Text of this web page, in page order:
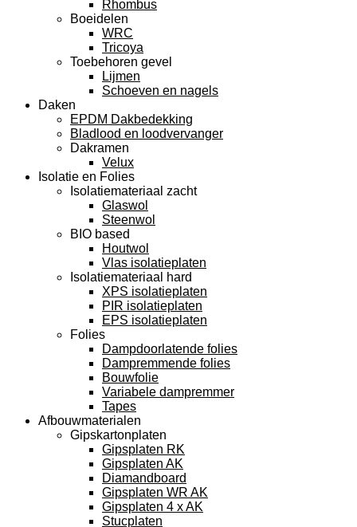
Rhombus
Boeidelen
WRC
Tricoya
Toebehoren gevel
Lijmen
Schoeven en nagels
Daken
EPDM Dakbedekking
Bladlood en loodvervanger
Dakramen
Velux
Isolatie en Folies
Isolatiemateriaal zacht
Glaswol
Steenwol
BIO based
Houtwol
Vlas isolatieplaten
Isolatiemateriaal hard
XPS isolatieplaten
PIR isolatieplaten
EPS isolatieplaten
Folies
Dampdoorlatende folies
Dampremmende folies
Bouwfolie
Variabele dampremmer
Tapes
Afbouwmaterialen
Gipskartonplaten
Gipsplaten RK
Gipsplaten AK
Diamandboard
Gipsplaten WR AK
Gipsplaten 4 x AK
Stucplaten